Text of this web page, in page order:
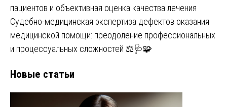
пациентов и объективная оценка качества лечения
Судебно-медицинская экспертиза дефектов оказания
медицинской помощи: преодоление профессиональных
и процессуальных сложностей ⚖️🩺🧩
Новые статьи